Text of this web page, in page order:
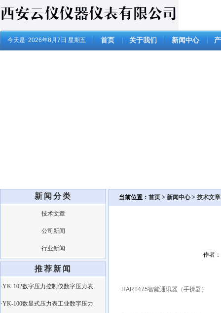
今天是: 2026年8月7日 星期五 首页 关于我们 新闻中心
新闻分类
技术文章
公司新闻
行业新闻
推荐新闻
·YK-102数字压力控制仪数字压力表
·YK-100数显式压力表工业数字压力
当前位置： 首页 > 新闻中心> 技术文章
作者
HART475智能通讯器（手操器）